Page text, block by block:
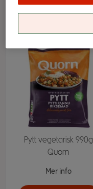
Välj butik
Pytt vegetarisk 990g
Quorn
Mer info